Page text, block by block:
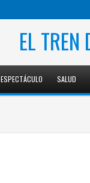
EL TREN
ESPECTÁCULO SALUD